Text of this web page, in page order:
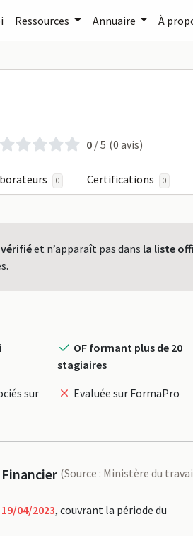
Ressources Annuaire À
sur
0 / 5 (0 avis)
0 Certifications 0
et n’apparaît pas dans la liste
OF formant plus de 20
stagiaires
sur
Evaluée sur FormaPro
(Source : Ministère du
19/04/2023, couvrant la période du